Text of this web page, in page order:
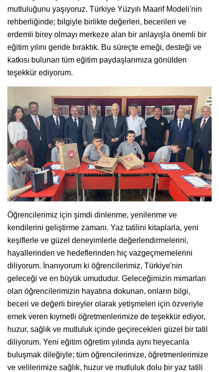
mutluluğunu yaşıyoruz. Türkiye Yüzyılı Maarif Modeli'nin
rehberliğinde; bilgiyle birlikte değerleri, becerileri ve
erdemli birey olmayı merkeze alan bir anlayışla önemli bir
eğitim yılını geride bıraktık. Bu süreçte emeği, desteği ve
katkısı bulunan tüm eğitim paydaşlarımıza gönülden
teşekkür ediyorum.
Öğrencilerimiz için şimdi dinlenme, yenilenme ve
kendilerini geliştirme zamanı. Yaz tatilini kitaplarla, yeni
keşiflerle ve güzel deneyimlerle değerlendirmelerini,
hayallerinden ve hedeflerinden hiç vazgeçmemelerini
diliyorum. İnanıyorum ki öğrencilerimiz, Türkiye'nin
geleceği ve en büyük umududur. Geleceğimizin mimarları
olan öğrencilerimizin hayatına dokunan, onların bilgi,
beceri ve değerli bireyler olarak yetişmeleri için özveriyle
emek veren kıymetli öğretmenlerimize de teşekkür ediyor,
huzur, sağlık ve mutluluk içinde geçirecekleri güzel bir tatil
diliyorum. Yeni eğitim öğretim yılında aynı heyecanla
buluşmak dileğiyle; tüm öğrencilerimize, öğretmenlerimize
ve velilerimize sağlık, huzur ve mutluluk dolu bir yaz tatili